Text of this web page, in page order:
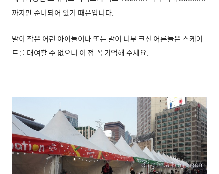
까지만 준비되어 있기 때문입니다.
발이 작은 어린 아이들이나 또는 발이 너무 크신 어른들은 스케이
트를 대여할 수 없으니 이 점 꼭 기억해 주세요.